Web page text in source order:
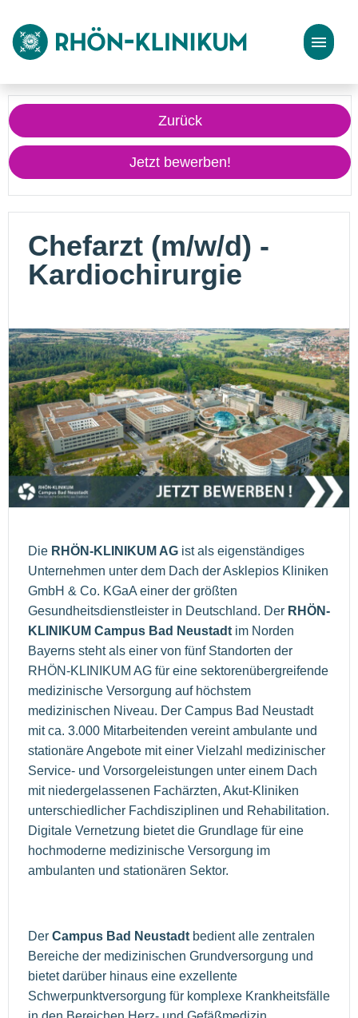
Stellenangebote
Bewerbungstipps
Zurück
Jetzt bewerben!
Chefarzt (m/w/d) -
Kardiochirurgie
Die RHÖN‐KLINIKUM AG ist als eigenständiges
Unternehmen unter dem Dach der Asklepios Kliniken
GmbH & Co. KGaA einer der größten
Gesundheitsdienstleister in Deutschland. Der RHÖN-
KLINIKUM Campus Bad Neustadt im Norden
Bayerns steht als einer von fünf Standorten der
RHÖN-KLINIKUM AG für eine sektorenübergreifende
medizinische Versorgung auf höchstem
medizinischen Niveau. Der Campus Bad Neustadt
mit ca. 3.000 Mitarbeitenden vereint ambulante und
stationäre Angebote mit einer Vielzahl medizinischer
Service- und Vorsorgeleistungen unter einem Dach
mit niedergelassenen Fachärzten, Akut-Kliniken
unterschiedlicher Fachdisziplinen und Rehabilitation.
Digitale Vernetzung bietet die Grundlage für eine
hochmoderne medizinische Versorgung im
ambulanten und stationären Sektor.
Der Campus Bad Neustadt bedient alle zentralen
Bereiche der medizinischen Grundversorgung und
bietet darüber hinaus eine exzellente
Schwerpunktversorgung für komplexe Krankheitsfälle